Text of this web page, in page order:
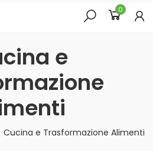
0
e
Cucina e Trasformazione Alimenti